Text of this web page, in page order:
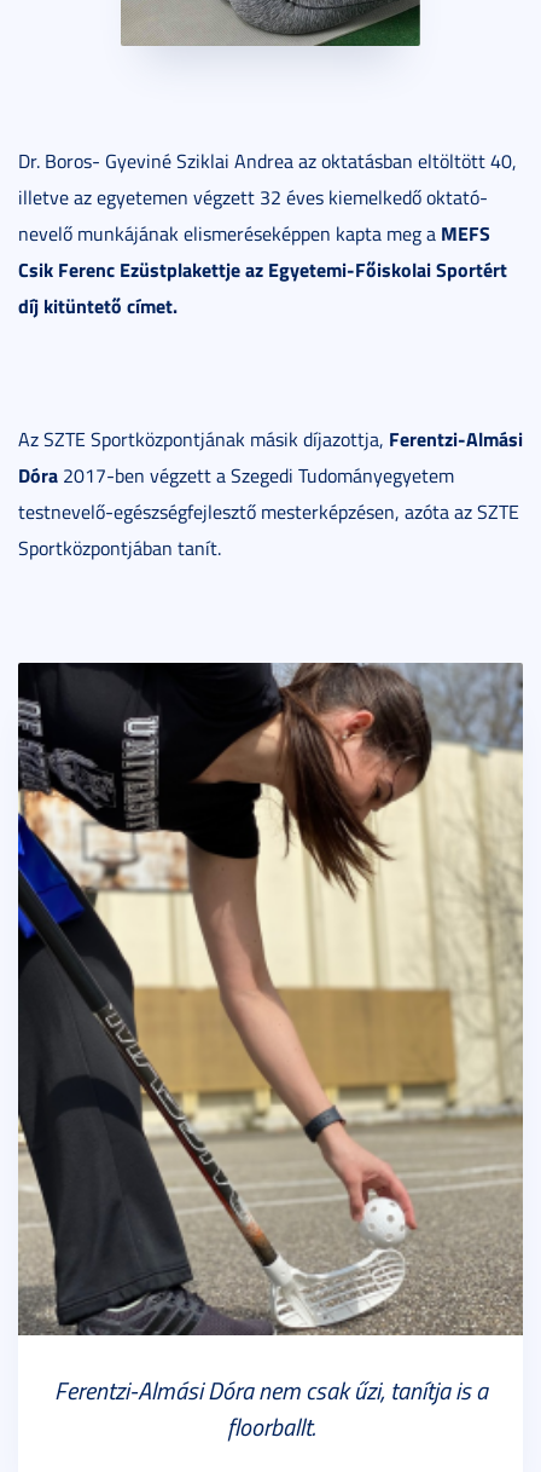
Dr. Boros- Gyeviné Sziklai Andrea az oktatásban eltöltött 40,
illetve az egyetemen végzett 32 éves kiemelkedő oktató-
nevelő munkájának elismeréseképpen kapta meg a MEFS
Csik Ferenc Ezüstplakettje az Egyetemi-Főiskolai Sportért
díj kitüntető címet.
Az SZTE Sportközpontjának másik díjazottja, Ferentzi-Almási
Dóra 2017-ben végzett a Szegedi Tudományegyetem
testnevelő-egészségfejlesztő mesterképzésen, azóta az SZTE
Sportközpontjában tanít.
Ferentzi-Almási Dóra nem csak űzi, tanítja is a
floorballt.